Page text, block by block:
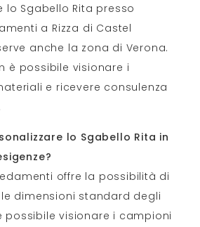
lo Sgabello Rita presso
a Rizza di Castel
anche la zona di Verona.
è possibile visionare i
e ricevere consulenza
lo Sgabello Rita in
offre la possibilità di
dimensioni standard degli
possibile visionare i campioni